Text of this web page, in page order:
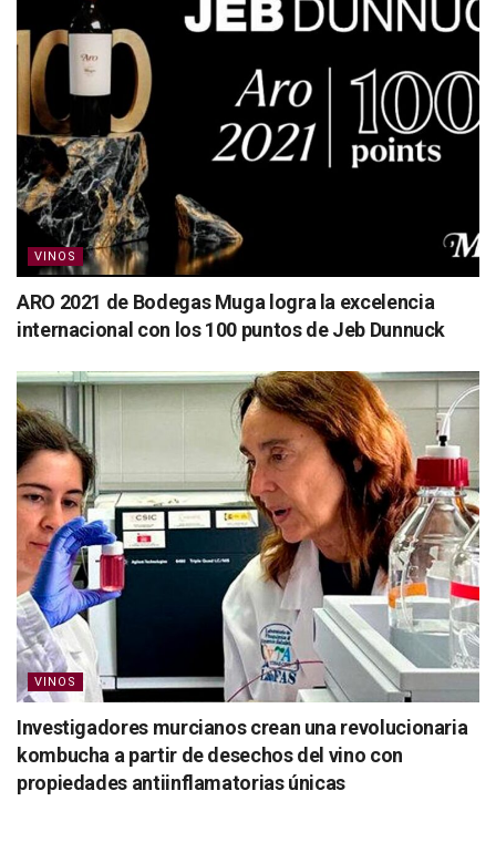
VINOS
ARO 2021 de Bodegas Muga logra la excelencia
internacional con los 100 puntos de Jeb Dunnuck
VINOS
Investigadores murcianos crean una revolucionaria
kombucha a partir de desechos del vino con
propiedades antiinflamatorias únicas